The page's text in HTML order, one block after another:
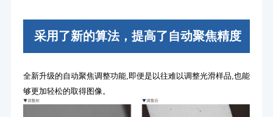
采用了新的算法，提高了自动聚焦精度
全新升级的自动聚焦调整功能,即便是以往难以调整光滑样品,也能
够更加轻松的取得图像。